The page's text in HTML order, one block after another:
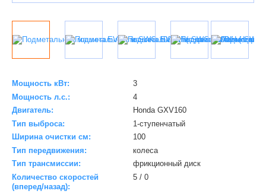
Мощность кВт:
3
Мощность л.с.:
4
Двигатель:
Honda GXV160
Тип выброса:
1-ступенчатый
Ширина очистки см:
100
Тип передвижения:
колеса
Тип трансмиссии:
фрикционный диск
Количество скоростей
(вперед/назад):
5 / 0